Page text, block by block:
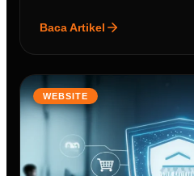
Baca Artikel
WEBSITE